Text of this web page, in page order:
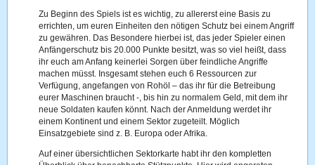
Zu Beginn des Spiels ist es wichtig, zu allererst eine Basis zu
errichten, um euren Einheiten den nötigen Schutz bei einem Angriff
zu gewähren. Das Besondere hierbei ist, das jeder Spieler einen
Anfängerschutz bis 20.000 Punkte besitzt, was so viel heißt, dass
ihr euch am Anfang keinerlei Sorgen über feindliche Angriffe
machen müsst. Insgesamt stehen euch 6 Ressourcen zur
Verfügung, angefangen von Rohöl – das ihr für die Betreibung
eurer Maschinen braucht -, bis hin zu normalem Geld, mit dem ihr
neue Soldaten kaufen könnt. Nach der Anmeldung werdet ihr
einem Kontinent und einem Sektor zugeteilt. Möglich
Einsatzgebiete sind z. B. Europa oder Afrika.
Auf einer übersichtlichen Sektorkarte habt ihr den kompletten